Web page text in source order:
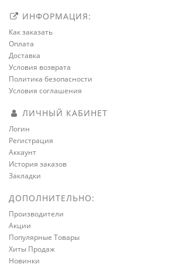
ИНФОРМАЦИЯ:
Как заказать
Оплата
Доставка
Условия возврата
Политика безопасности
Условия соглашения
ЛИЧНЫЙ КАБИНЕТ
Логин
Регистрация
Аккаунт
История заказов
Закладки
ДОПОЛНИТЕЛЬНО:
Производители
Акции
Популярные Товары
Хиты Продаж
Новинки